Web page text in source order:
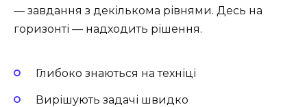
— завдання з декількома рівнями. Десь на
горизонті — надходить рішення.
Глибоко знаються на техніці
Вирішують задачі швидко